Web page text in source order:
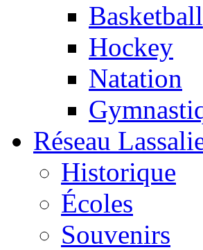
Basketball
Hockey
Natation
Réseau
Historique
Écoles
Souvenirs